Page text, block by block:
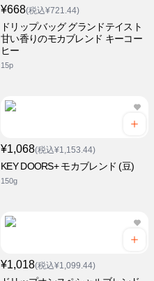
¥668(税込¥721.44)
ドリップバッグ グランドテイスト
甘い香りのモカブレンド キーコー
ヒー
15p
¥1,068(税込¥1,153.44)
KEY DOORS+ モカブレンド (豆)
150g
¥1,018(税込¥1,099.44)